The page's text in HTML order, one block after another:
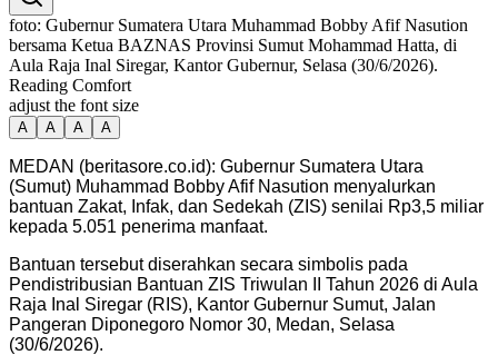
foto: Gubernur Sumatera Utara Muhammad Bobby Afif Nasution
bersama Ketua BAZNAS Provinsi Sumut Mohammad Hatta, di
Aula Raja Inal Siregar, Kantor Gubernur, Selasa (30/6/2026).
Reading Comfort
adjust the font size
A A A A
MEDAN (beritasore.co.id): Gubernur Sumatera Utara
(Sumut) Muhammad Bobby Afif Nasution menyalurkan
bantuan Zakat, Infak, dan Sedekah (ZIS) senilai Rp3,5 miliar
kepada 5.051 penerima manfaat.
Bantuan tersebut diserahkan secara simbolis pada
Pendistribusian Bantuan ZIS Triwulan II Tahun 2026 di Aula
Raja Inal Siregar (RIS), Kantor Gubernur Sumut, Jalan
Pangeran Diponegoro Nomor 30, Medan, Selasa
(30/6/2026).